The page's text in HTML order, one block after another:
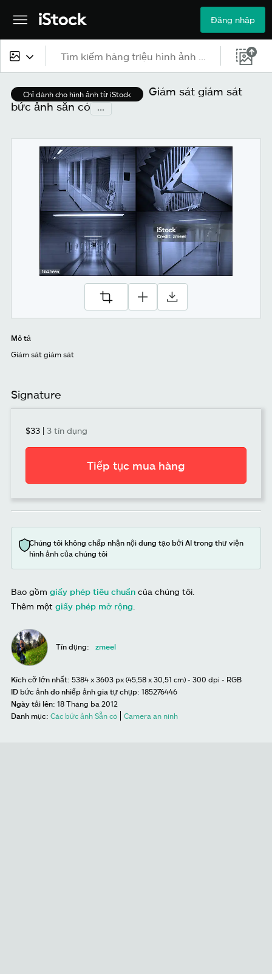
Đăng nhập
Tất cả nội dung
Hình ảnh
Ảnh
Hình minh họa
Véc-tơ
Video
Chỉ dành cho hình ảnh từ iStock
Giám sát giám sát
bức ảnh sẵn có
...
Mô tả
Giám sát giám sát
Signature
$33 | 3 tín dụng
Tiếp tục mua hàng
Chúng tôi không chấp nhận nội dung tạo bởi AI trong thư viện
hình ảnh của chúng tôi
Bao gồm giấy phép tiêu chuẩn của chúng tôi.
Thêm một giấy phép mở rộng.
Tín dụng: zmeel
Kích cỡ lớn nhất: 5384 x 3603 px (45,58 x 30,51 cm) - 300 dpi - RGB
ID bức ảnh do nhiếp ảnh gia tự chụp: 185276446
Ngày tải lên: 18 Tháng ba 2012
Danh mục: Các bức ảnh Sẵn có Camera an ninh